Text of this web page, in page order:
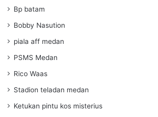
Bp batam
Bobby Nasution
piala aff medan
PSMS Medan
Rico Waas
Stadion teladan medan
Ketukan pintu kos misterius